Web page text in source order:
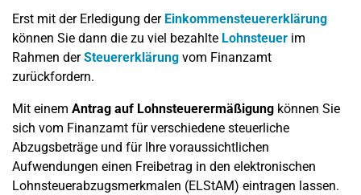
Erst mit der Erledigung der Einkommensteuererklärung
können Sie dann die zu viel bezahlte Lohnsteuer im
Rahmen derSteuererklärung vom Finanzamt
zurückfordern.
Mit einem Antrag auf Lohnsteuerermäßigung können Sie
sich vom Finanzamt für verschiedene steuerliche
Abzugsbeträge und für Ihre voraussichtlichen
Aufwendungen einen Freibetrag in den elektronischen
Lohnsteuerabzugsmerkmalen (ELStAM) eintragen lassen.